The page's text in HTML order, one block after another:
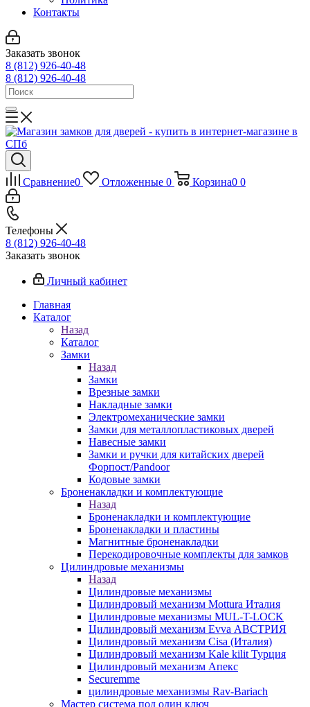
Контакты
Заказать звонок
8 (812) 926-40-48
8 (812) 926-40-48
Сравнение0 Отложенные 0 Корзина0 0
Телефоны
8 (812) 926-40-48
Заказать звонок
Личный кабинет
Главная
Каталог
Назад
Каталог
Замки
Назад
Замки
Врезные замки
Накладные замки
Электромеханические замки
Замки для металлопластиковых дверей
Навесные замки
Замки и ручки для китайских дверей
Форпост/Раndoor
Кодовые замки
Броненакладки и комплектующие
Назад
Броненакладки и комплектующие
Броненакладки и пластины
Магнитные броненакладки
Перекодировочные комплекты для замков
Цилиндровые механизмы
Назад
Цилиндровые механизмы
Цилиндровый механизм Mottura Италия
Цилиндровые механизмы MUL-T-LOCK
Цилиндровый механизм Evva АВСТРИЯ
Цилиндровый механизм Cisa (Италия)
Цилиндровый механизм Kale kilit Турция
Цилиндровый механизм Апекс
Securemme
цилиндровые механизмы Rav-Bariach
Мастер система под один ключ